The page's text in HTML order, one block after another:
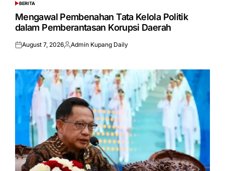
POSTED
IN
BERITA
Mengawal Pembenahan Tata Kelola Politik
dalam Pemberantasan Korupsi Daerah
Posted
August 7, 2026Posted
Admin Kupang Daily